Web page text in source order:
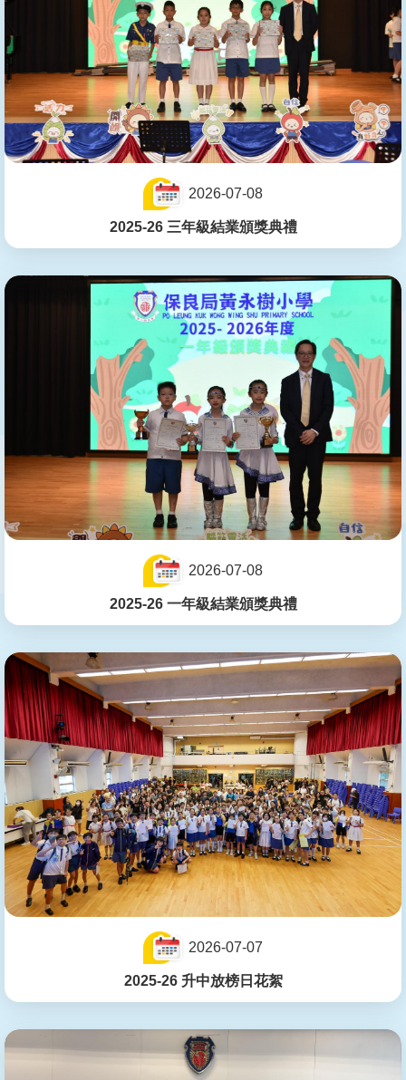
2026-07-08
2025-26 三年級結業頒獎典禮
2026-07-08
2025-26 一年級結業頒獎典禮
2026-07-07
2025-26 升中放榜日花絮